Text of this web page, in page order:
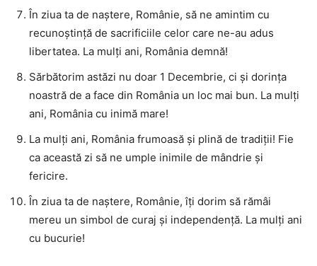
În ziua ta de naștere, Românie, să ne amintim cu
recunoștință de sacrificiile celor care ne-au adus
libertatea. La mulți ani, România demnă!
Sărbătorim astăzi nu doar 1 Decembrie, ci și dorința
noastră de a face din România un loc mai bun. La mulți
ani, România cu inimă mare!
La mulți ani, România frumoasă și plină de tradiții! Fie
ca această zi să ne umple inimile de mândrie și
fericire.
În ziua ta de naștere, Românie, îți dorim să rămâi
mereu un simbol de curaj și independență. La mulți ani
cu bucurie!